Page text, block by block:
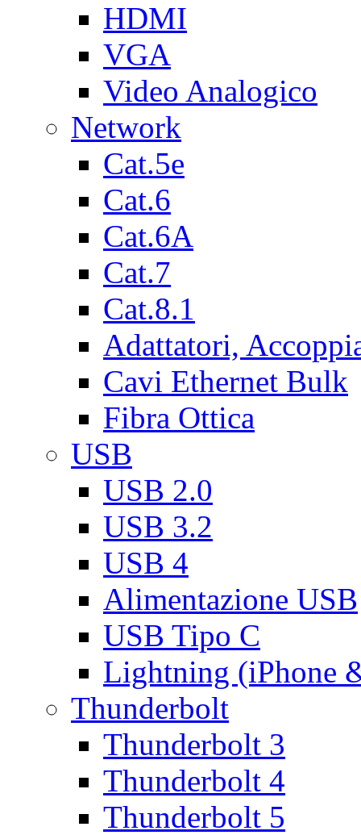
HDMI
VGA
Video Analogico
Network
Cat.5e
Cat.6
Cat.6A
Cat.7
Cat.8.1
Adattatori,
Cavi Ethernet Bulk
Fibra Ottica
USB
USB 2.0
USB 3.2
USB 4
Alimentazione USB
USB Tipo C
Lightning (iPhone
Thunderbolt
Thunderbolt 3
Thunderbolt 4
Thunderbolt 5